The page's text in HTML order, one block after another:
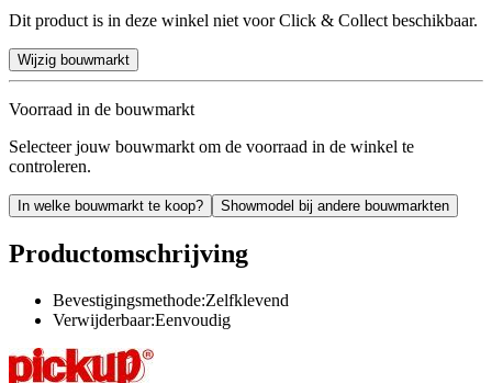
Dit product is in deze winkel niet voor Click & Collect beschikbaar.
Wijzig bouwmarkt
Voorraad in de bouwmarkt
Selecteer jouw bouwmarkt om de voorraad in de winkel te
controleren.
In welke bouwmarkt te koop? Showmodel bij andere bouwmarkten
Productomschrijving
Bevestigingsmethode:Zelfklevend
Verwijderbaar:Eenvoudig